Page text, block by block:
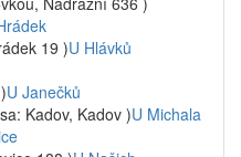
19 )U Hlávků
U Janečků
Kadov, Kadov )U Michala